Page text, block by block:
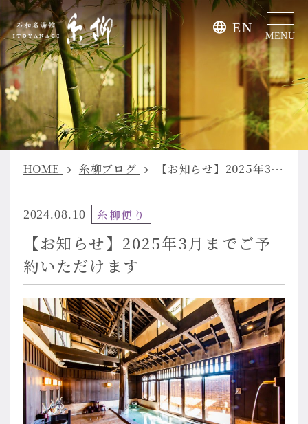
EN
MENU
HOME 糸柳ブログ 【お知らせ】2025年3月までご予約いただけます
2024.08.10 糸柳便り
【お知らせ】2025年3月までご予
約いただけます